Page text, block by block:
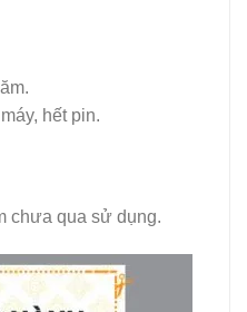
hết pin.
chưa qua sử dụng.